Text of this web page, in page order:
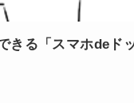
きる「スマホdeド